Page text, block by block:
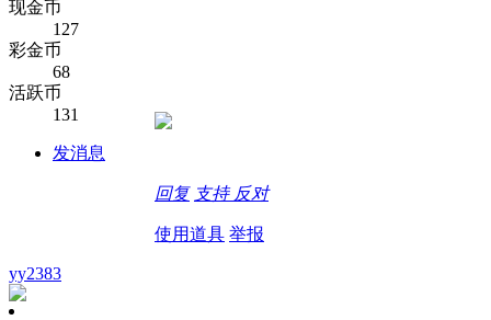
现金币
127
彩金币
68
活跃币
131
发消息
回复 支持 反对
使用道具 举报
yy2383